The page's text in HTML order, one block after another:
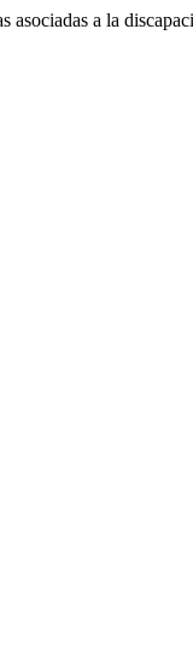
a la